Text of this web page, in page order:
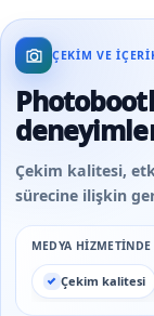
ÇEKIM VE
Çekim kalitesi,
sürecine ilişkin
MEDYA
Çekim kalitesi